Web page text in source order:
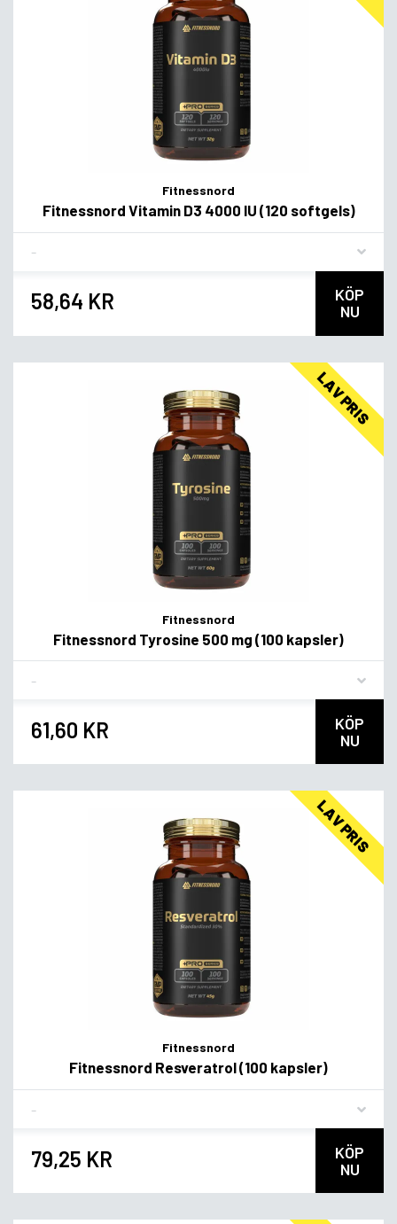
Fitnessnord
Fitnessnord Vitamin D3 4000 IU (120 softgels)
58,64 KR
KÖP
NU
LAV PRIS
Fitnessnord
Fitnessnord Tyrosine 500 mg (100 kapsler)
61,60 KR
KÖP
NU
LAV PRIS
Fitnessnord
Fitnessnord Resveratrol (100 kapsler)
79,25 KR
KÖP
NU